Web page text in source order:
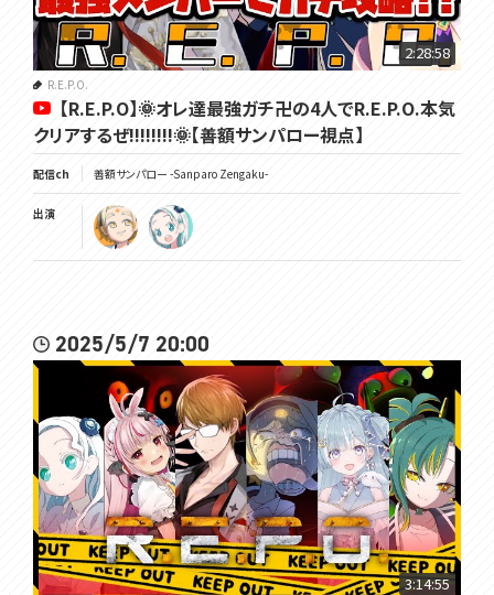
2:28:58
R.E.P.O.
【R.E.P.O】🌞オレ達最強ガチ卍の4人でR.E.P.O.本気
クリアするぜ!!!!!!!!🌞【善額サンパロー視点】
配信ch 善額サンパロー -Sanparo Zengaku-
出演
2025/5/7 20:00
3:14:55